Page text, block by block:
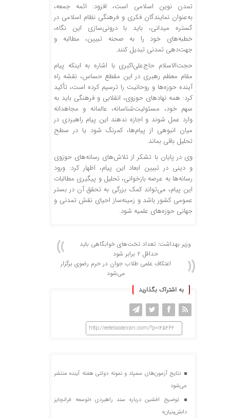
تمدن نوین اسلامی است، افزود: ائمه جمعه،
به‌عنوان نمایندگان فکری و فرهنگی نظام اسلامی در
گستره میدانی، باید با درونی‌سازی این نگاه،
خطبه‌های خود را به صحنه تبیین، مطالبه و
جهت‌دهی تمدنی تبدیل کنند.
حجت‌الاسلام حاج‌علی‌اکبری با اشاره به اینکه پیام
مقام معظم رهبری در این مقطع حساس، نقشه راه
آینده حوزه‌ها و روحانیت را ترسیم کرده است، تأکید
کرد: همه نهادهای حوزوی، انقلابی و فرهنگی باید به
سهم خود، مسئولیت‌شناسانه، عالمانه و مجاهدانه
وارد عمل شوند و اجازه ندهند این پیام راهبردی در
میان انبوهی از پیام‌ها، کمرنگ شود یا در سطح
تحلیل باقی بماند.
وی در پایان با تشکر از تلاش‌های رسانه‌های حوزوی
و دینی در تبیین ابعاد این پیام، اظهار کرد: ورود
رسانه‌ها به عرصه بازخوانی، تحلیل و پیگیری مطالبات
این پیام، می‌تواند کمک بزرگی به تحقق آن در بستر
عمومی کشور باشد و زمینه‌ساز احیای نقش تمدنی و
جهانی حوزه‌های علمیه شود.
وزیر بهداشت: تعداد تخت‌های خوابگاهی باید
حداقل ۲ برابر شود
اعتکاف علمی طلاب جوان در حرم رضوی برگزار
می‌شود
به اشتراک بگذارید
http://eetelaateiran.com/?p=125262
نتایج آزمون‌های سمپاد و نمونه دولتی هفته آینده منتشر
می‌شود
توضیح افشین درباره سند راهبردی «توسعه فرانچایز
دانش‌بنیان»